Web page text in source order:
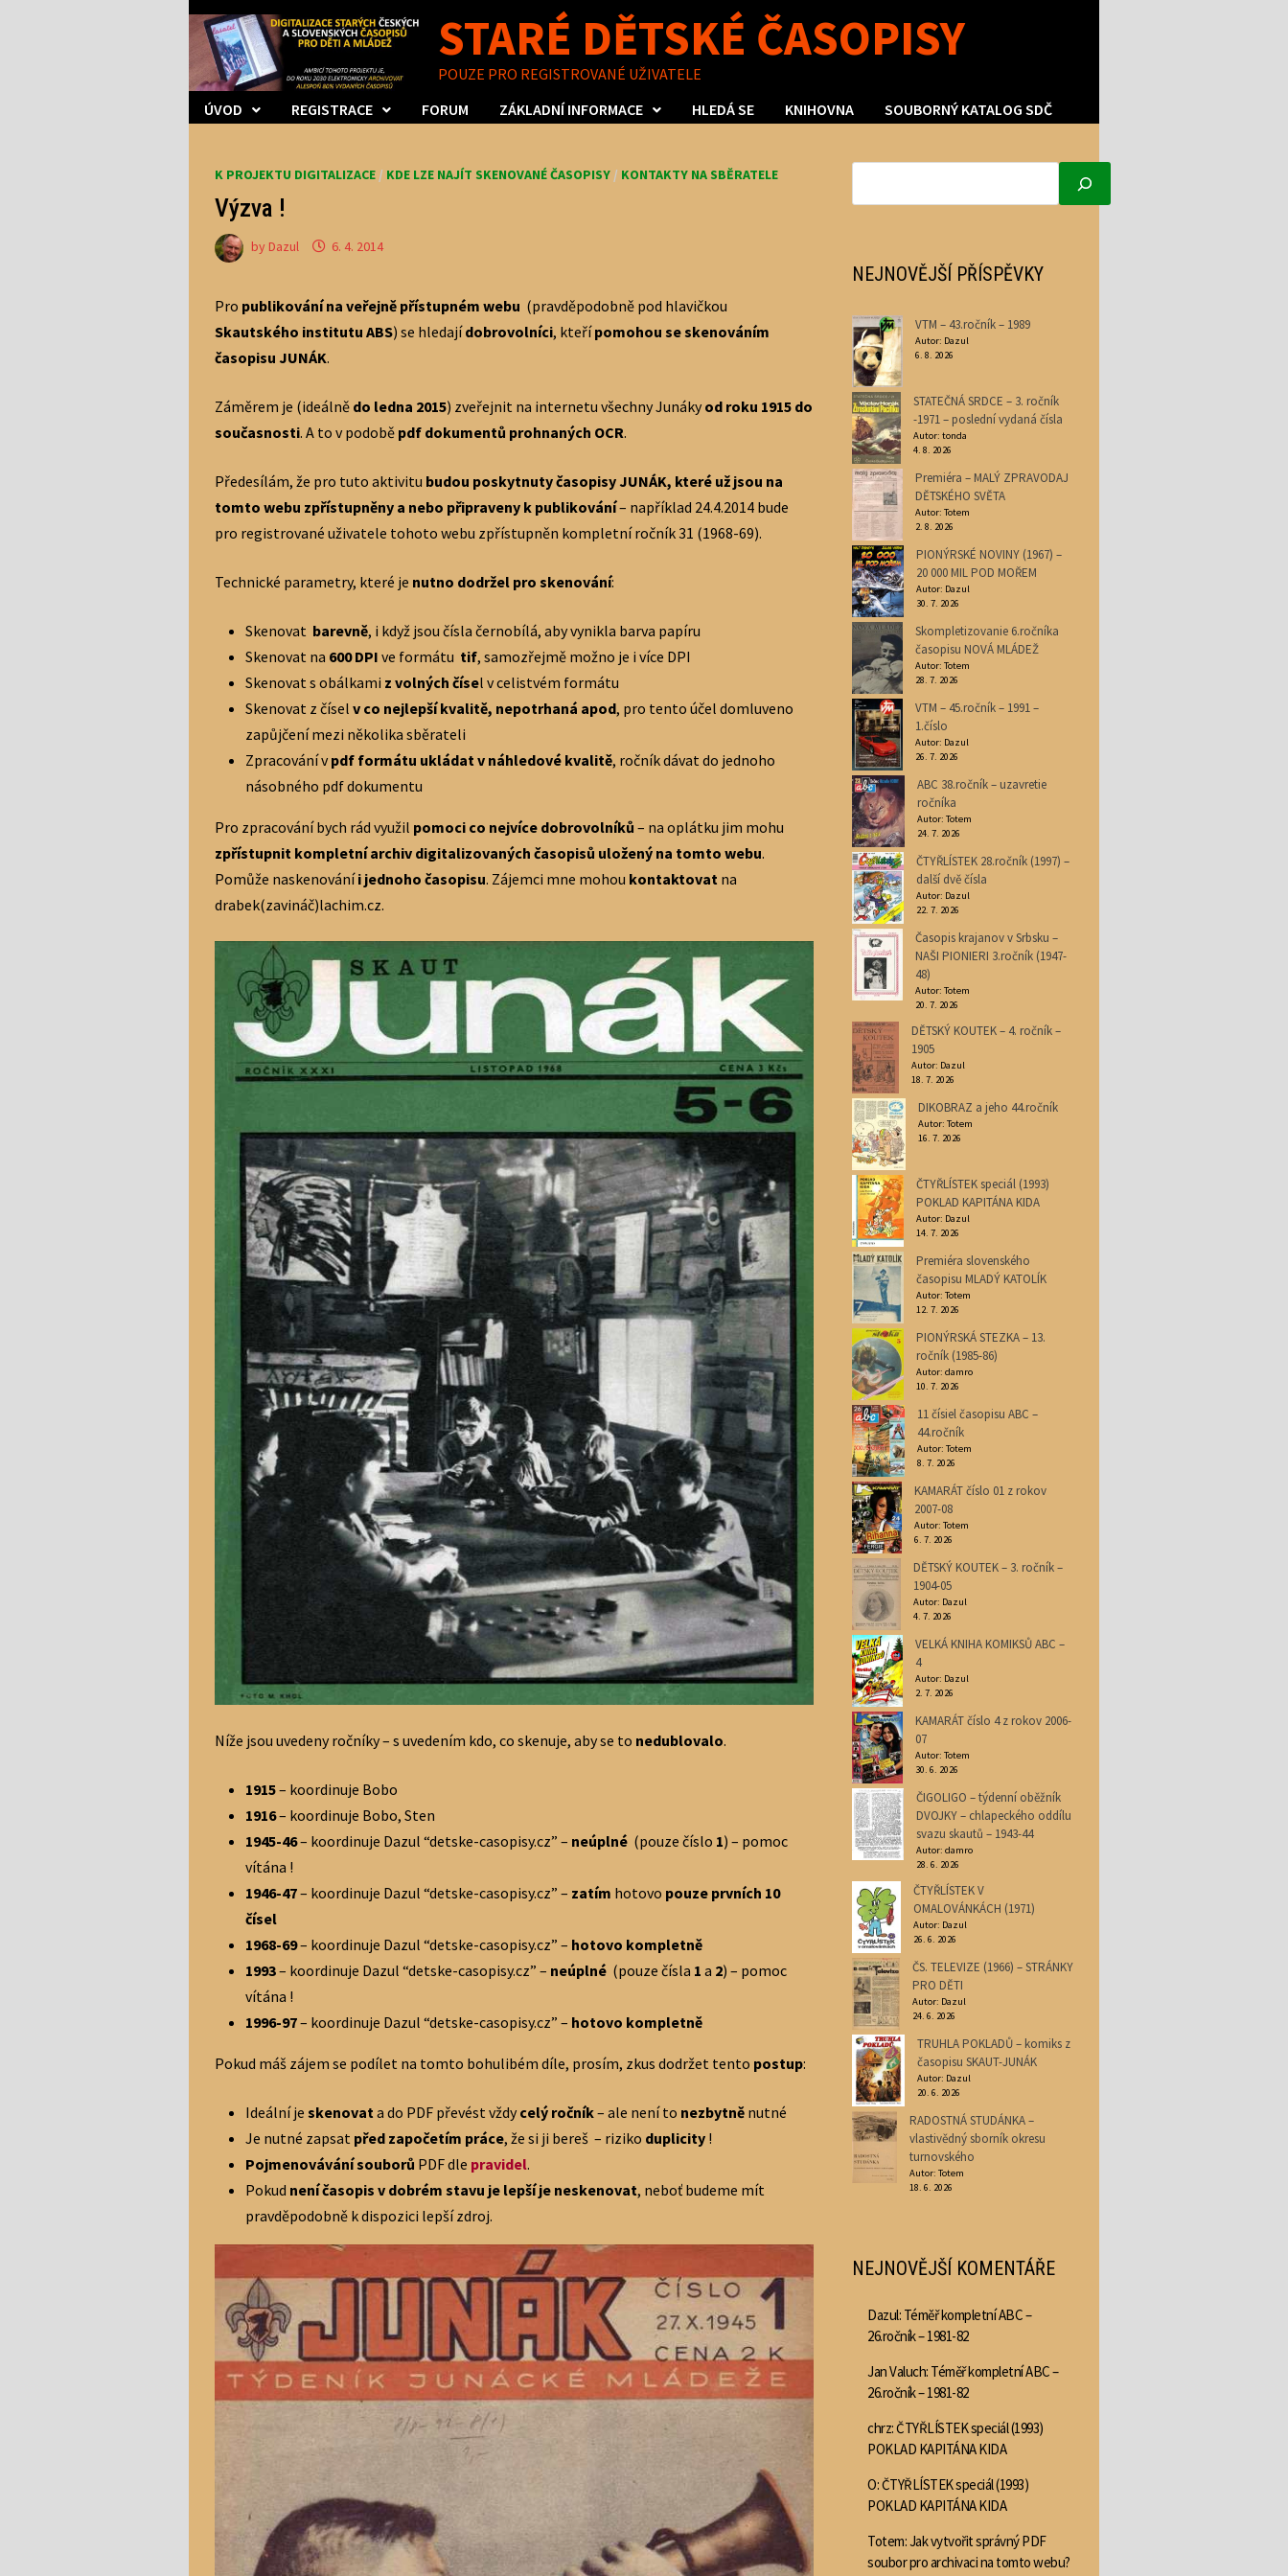
Skip
to
content
STARÉ DĚTSKÉ ČASOPISY
POUZE PRO REGISTROVANÉ UŽIVATELE
ÚVOD
REGISTRACE FORUM ZÁKLADNÍ INFORMACE HLEDÁ SE KNIHOVNA SOUBORNÝ KATALOG SDČ
K PROJEKTU DIGITALIZACE / KDE LZE NAJÍT SKENOVANÉ ČASOPISY / KONTAKTY NA SBĚRATELE
Výzva !
byDazul 6. 4. 2014
Pro publikování na veřejně přístupném webu (pravděpodobně pod hlavičkou
Skautského institutu ABS) se hledajídobrovolníci, kteřípomohou seskenováním
časopisu JUNÁK.
Záměrem je (ideálně do ledna 2015) zveřejnit na internetu všechny Junákyod roku 1915 do
současnosti. A to v podobě pdf dokumentů prohnaných OCR.
Předesílám, že pro tuto aktivitu budou poskytnuty časopisy JUNÁK, které už jsou na
tomto webu zpřístupněny a nebo připraveny k publikování– například 24.4.2014 bude
pro registrované uživatele tohoto webu zpřístupněn kompletní ročník 31 (1968-69).
Technické parametry, které je nutno dodržel pro skenování:
Skenovat barevně, i když jsou čísla černobílá, aby vynikla barva papíru
Skenovat na 600 DPI ve formátu tif, samozřejmě možno je i více DPI
Skenovat s obálkami z volných čísel v celistvém formátu
Skenovat z číselv co nejlepší kvalitě, nepotrhaná apod, pro tento účel domluveno
zapůjčení mezi několika sběrateli
Zpracování vpdf formátu ukládat v náhledové kvalitě, ročník dávat do jednoho
násobného pdf dokumentu
Pro zpracování bych rád využil pomoci co nejvíce dobrovolníků – na oplátku jim mohu
zpřístupnit kompletní archiv digitalizovaných časopisů uložený na tomto webu.
Pomůže naskenováníi jednoho časopisu. Zájemci mne mohou kontaktovat na
drabek(zavináč)lachim.cz.
Níže jsou uvedeny ročníky – s uvedením kdo, co skenuje, aby se to nedublovalo.
1915– koordinuje Bobo
1916– koordinuje Bobo, Sten
1945-46– koordinuje Dazul “detske-casopisy.cz” – neúplné (pouze číslo 1) – pomoc
vítána !
1946-47– koordinuje Dazul “detske-casopisy.cz” – zatím hotovo pouze prvních 10
čísel
1968-69– koordinuje Dazul “detske-casopisy.cz” – hotovo kompletně
1993– koordinuje Dazul “detske-casopisy.cz” – neúplné (pouze čísla 1 a 2) – pomoc
vítána !
1996-97– koordinuje Dazul “detske-casopisy.cz” – hotovo kompletně
Pokud máš zájem se podílet na tomto bohulibém díle, prosím, zkus dodržet tento postup:
Ideální jeskenovata do PDF převést vždycelý ročník– ale není to nezbytně nutné
Je nutné zapsat před započetím práce, že si ji bereš – riziko duplicity !
Pojmenovávání souborů PDF dle pravidel.
Pokud není časopis v dobrém stavu je lepší je neskenovat, neboť budeme mít
pravděpodobně k dispozici lepší zdroj.
NEJNOVĚJŠÍ PŘÍSPĚVKY
VTM – 43.ročník – 1989
Autor: Dazul
6. 8. 2026
STATEČNÁ SRDCE – 3. ročník
-1971 – poslední vydaná čísla
Autor: tonda
4. 8. 2026
Premiéra – MALÝ ZPRAVODAJ
DĚTSKÉHO SVĚTA
Autor: Totem
2. 8. 2026
PIONÝRSKÉ NOVINY (1967) –
20 000 MIL POD MOŘEM
Autor: Dazul
30. 7. 2026
Skompletizovanie 6.ročníka
časopisu NOVÁ MLÁDEŽ
Autor: Totem
28. 7. 2026
VTM – 45.ročník – 1991 –
1.číslo
Autor: Dazul
26. 7. 2026
ABC 38.ročník – uzavretie
ročníka
Autor: Totem
24. 7. 2026
ČTYŘLÍSTEK 28.ročník (1997) –
další dvě čísla
Autor: Dazul
22. 7. 2026
Časopis krajanov v Srbsku –
NAŠI PIONIERI 3.ročník (1947-
48)
Autor: Totem
20. 7. 2026
DĚTSKÝ KOUTEK – 4. ročník –
1905
Autor: Dazul
18. 7. 2026
DIKOBRAZ a jeho 44.ročník
Autor: Totem
16. 7. 2026
ČTYŘLÍSTEK speciál (1993)
POKLAD KAPITÁNA KIDA
Autor: Dazul
14. 7. 2026
Premiéra slovenského
časopisu MLADÝ KATOLÍK
Autor: Totem
12. 7. 2026
PIONÝRSKÁ STEZKA – 13.
ročník (1985-86)
Autor: damro
10. 7. 2026
11 čísiel časopisu ABC –
44.ročník
Autor: Totem
8. 7. 2026
KAMARÁT číslo 01 z rokov
2007-08
Autor: Totem
6. 7. 2026
DĚTSKÝ KOUTEK – 3. ročník –
1904-05
Autor: Dazul
4. 7. 2026
VELKÁ KNIHA KOMIKSŮ ABC –
4
Autor: Dazul
2. 7. 2026
KAMARÁT číslo 4 z rokov 2006-
07
Autor: Totem
30. 6. 2026
ČIGOLIGO – týdenní oběžník
DVOJKY – chlapeckého oddílu
svazu skautů – 1943-44
Autor: damro
28. 6. 2026
ČTYŘLÍSTEK V
OMALOVÁNKÁCH (1971)
Autor: Dazul
26. 6. 2026
ČS. TELEVIZE (1966) – STRÁNKY
PRO DĚTI
Autor: Dazul
24. 6. 2026
TRUHLA POKLADŮ – komiks z
časopisu SKAUT-JUNÁK
Autor: Dazul
20. 6. 2026
RADOSTNÁ STUDÁNKA –
vlastivědný sborník okresu
turnovského
Autor: Totem
18. 6. 2026
NEJNOVĚJŠÍ KOMENTÁŘE
Dazul: Téměř kompletní ABC –
26.ročník – 1981-82
Jan Valuch: Téměř kompletní ABC –
26.ročník – 1981-82
chrz:ČTYŘLÍSTEK speciál (1993)
POKLAD KAPITÁNA KIDA
O:ČTYŘLÍSTEK speciál (1993)
POKLAD KAPITÁNA KIDA
Totem:Jak vytvořit správný PDF
soubor pro archivaci na tomto webu?